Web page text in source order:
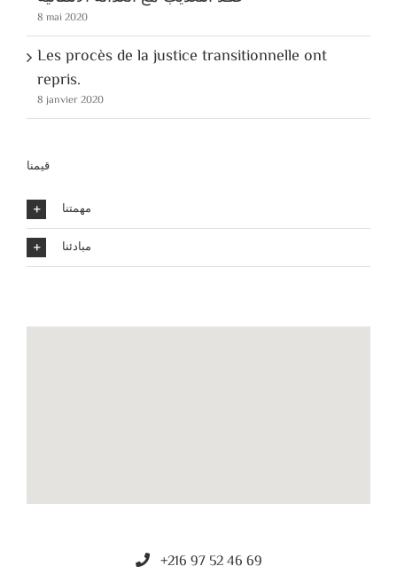
8 mai 2020
Les procès de la justice transitionnelle ont
repris.
8 janvier 2020
قيمنا
مهمتنا
مبادئنا
+216 97 52 46 69